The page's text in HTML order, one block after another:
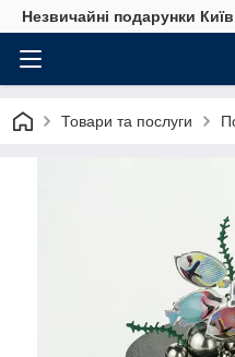
Незвичайні подарунки
Товари та послуги